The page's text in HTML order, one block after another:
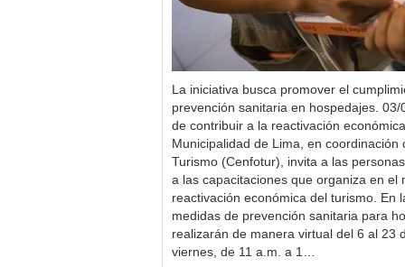
La iniciativa busca promover el
prevención sanitaria en hospedajes.
de contribuir a la reactivación
Municipalidad de Lima, en
Turismo (Cenfotur), invita a las
a las capacitaciones que organiza en el
reactivación económica del turismo. En
medidas de prevención sanitaria para
realizarán de manera virtual del 6 al 23
viernes, de 11 a.m. a 1…